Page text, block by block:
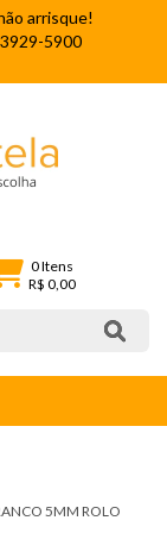
arrisque!
5900
0Itens
R$ 0,00
5MM ROLO